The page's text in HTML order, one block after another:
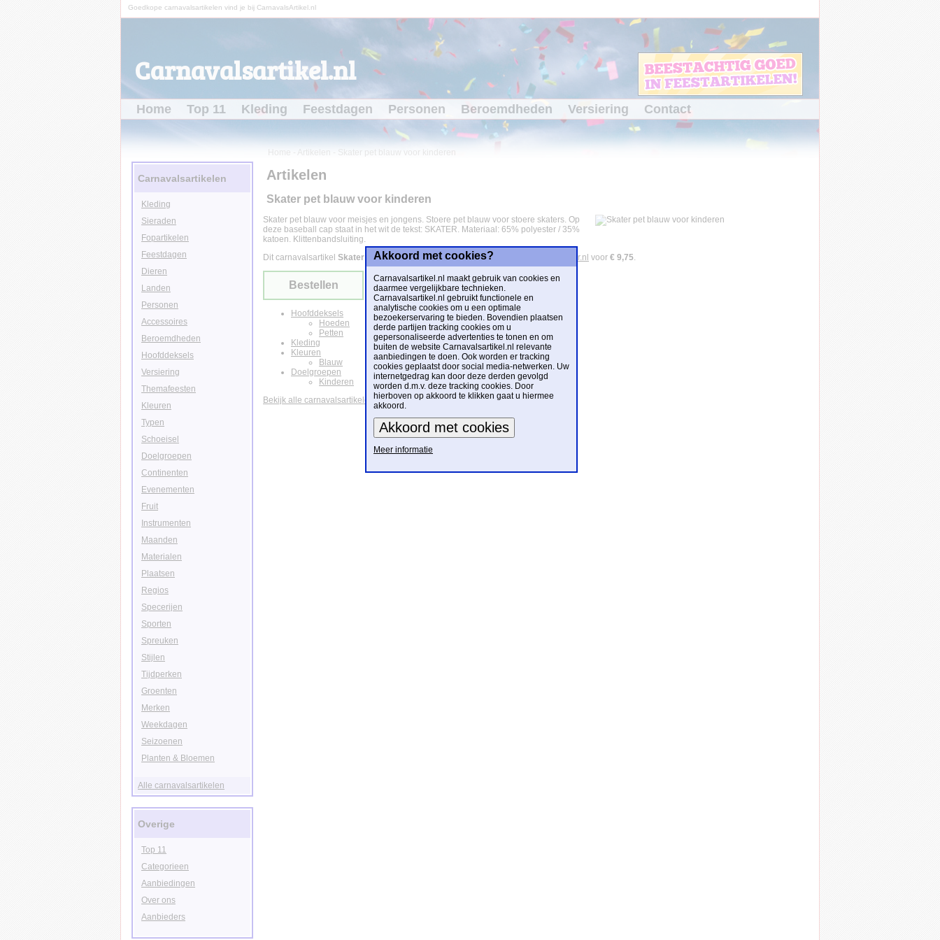
Goedkope carnavalsartikelen vind je bij CarnavalsArtikel.nl
Carnavalsartikel.nl
Home Top 11 Kleding Feestdagen Personen Beroemdheden Versiering Contact
Home Artikelen Skater pet blauw voor kinderen
Artikelen
Skater pet blauw voor kinderen
Skater pet blauw voor meisjes en jongens. Stoere pet blauw voor stoere skaters. Op
deze baseball cap staat in het wit de tekst: SKATER. Materiaal: 65% polyester / 35%
katoen. Klittenbandsluiting.
Dit carnavalsartikel Skater pet blauw voor kinderenis te bestellen bij Partyshopper.nl voor € 9,75.
Bestellen
Hoofddeksels
Hoeden
Petten
Kleding
Kleuren
Blauw
Doelgroepen
Kinderen
Bekijk alle carnavalsartikelen
Carnavalsartikelen
Kleding
Sieraden
Fopartikelen
Feestdagen
Dieren
Landen
Personen
Accessoires
Beroemdheden
Hoofddeksels
Versiering
Themafeesten
Kleuren
Typen
Schoeisel
Doelgroepen
Continenten
Evenementen
Fruit
Instrumenten
Maanden
Materialen
Plaatsen
Regios
Specerijen
Sporten
Spreuken
Stijlen
Tijdperken
Groenten
Merken
Weekdagen
Seizoenen
Planten & Bloemen
Alle carnavalsartikelen
Overige
Top 11
Categorieen
Aanbiedingen
Over ons
Aanbieders
Akkoord met cookies?
Carnavalsartikel.nl maakt gebruik van cookies en
daarmee vergelijkbare technieken.
Carnavalsartikel.nl gebruikt functionele en
analytische cookies om u een optimale
bezoekerservaring te bieden. Bovendien plaatsen
derde partijen tracking cookies om u
gepersonaliseerde advertenties te tonen en om
buiten de website Carnavalsartikel.nl relevante
aanbiedingen te doen. Ook worden er tracking
cookies geplaatst door social media-netwerken. Uw
internetgedrag kan door deze derden gevolgd
worden d.m.v. deze tracking cookies. Door
hierboven op akkoord te klikken gaat u hiermee
akkoord.
Meer informatie